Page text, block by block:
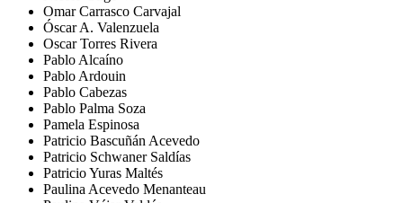
Omar Carrasco Carvajal
Óscar A. Valenzuela
Oscar Torres Rivera
Pablo Alcaíno
Pablo Ardouin
Pablo Cabezas
Pablo Palma Soza
Pamela Espinosa
Patricio Bascuñán Acevedo
Patricio Schwaner Saldías
Patricio Yuras Maltés
Paulina Acevedo Menanteau